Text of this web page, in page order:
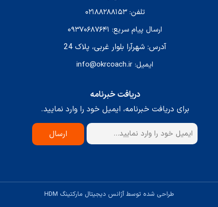
تلفن: ۰۲۱۸۸۲۸۸۱۵۳
ارسال پیام سریع: ۰۹۳۷۰۶۸۷۶۴۱
آدرس: شهرآرا بلوار غربی، پلاک 24
ایمیل: info@okrcoach.ir
دریافت خبرنامه
برای دریافت خبرنامه، ایمیل خود را وارد نمایید.
طراحی شده توسطآژانس دیجیتال مارکتینگ HDM